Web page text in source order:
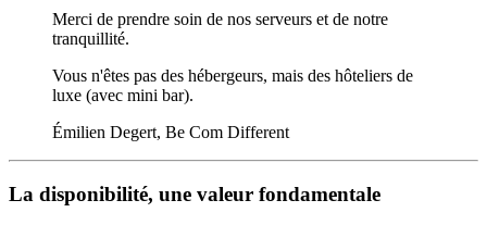
Merci de prendre soin de nos serveurs et de notre
tranquillité.
Vous n'êtes pas des hébergeurs, mais des hôteliers de
luxe (avec mini bar).
Émilien Degert, Be Com Different
La disponibilité, une valeur fondamentale